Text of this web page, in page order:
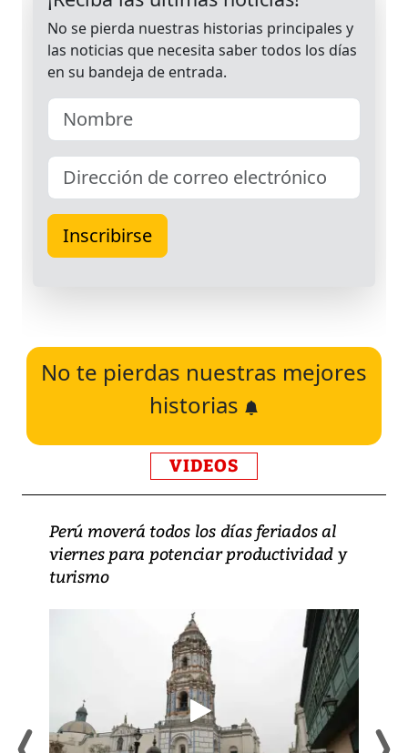
No te pierdas nuestras mejores
historias
VIDEOS
Perú moverá todos los días feriados al
viernes para potenciar productividad y
turismo